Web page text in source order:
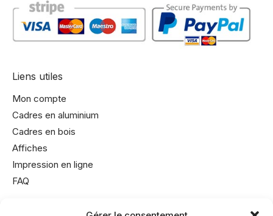
Liens utiles
Mon compte
Cadres en aluminium
Cadres en bois
Affiches
Impression en ligne
FAQ